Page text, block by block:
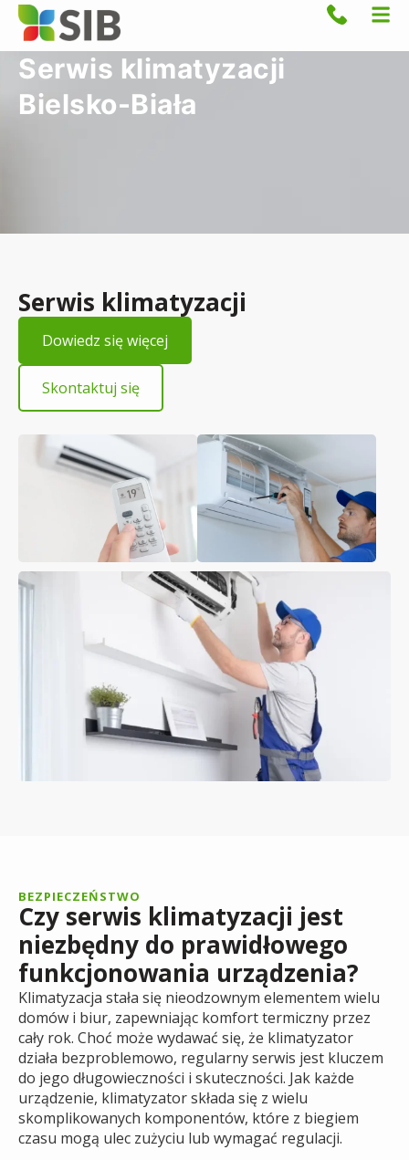
Serwis klimatyzacji
Bielsko-Biała
Serwis klimatyzacji
Dowiedz się więcej
Skontaktuj się
BEZPIECZEŃSTWO
Czy serwis klimatyzacji jest
niezbędny do prawidłowego
funkcjonowania urządzenia?
Klimatyzacja stała się nieodzownym elementem wielu
domów i biur, zapewniając komfort termiczny przez
cały rok. Choć może wydawać się, że klimatyzator
działa bezproblemowo, regularny serwis jest kluczem
do jego długowieczności i skuteczności. Jak każde
urządzenie, klimatyzator składa się z wielu
skomplikowanych komponentów, które z biegiem
czasu mogą ulec zużyciu lub wymagać regulacji.